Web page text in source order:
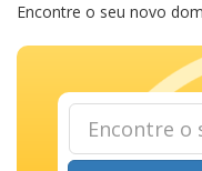
Encontre o seu novo